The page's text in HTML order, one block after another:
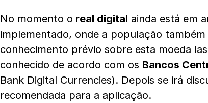
No momento o real digital ainda está em
implementado, onde a população
conhecimento prévio sobre esta moeda
conhecido de acordo com os Bancos
Bank Digital Currencies). Depois se irá
recomendada para a aplicação.